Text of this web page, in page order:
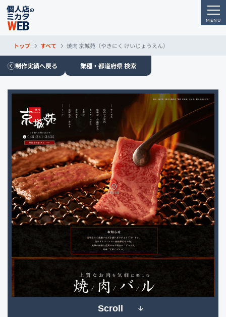
トップ すべて 焼肉 京城苑（やきにく けいじょうえん）
制作実績へ戻る 業種・都道府県 検索
Scroll